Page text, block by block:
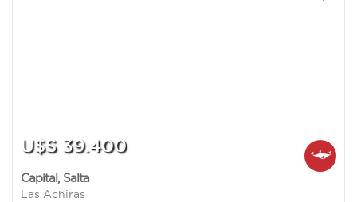
U$S 39.400
Capital, Salta
Las Achiras